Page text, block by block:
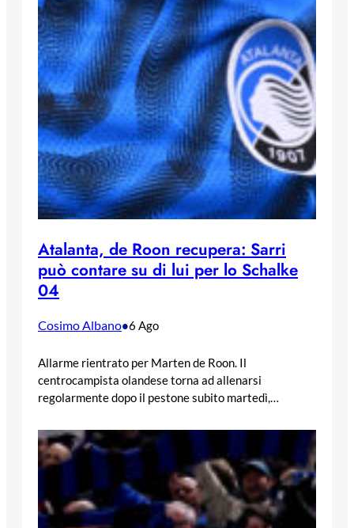
Atalanta, de Roon recupera: Sarri
può contare su di lui per lo Schalke
04
Cosimo Albano•6 Ago
Allarme rientrato per Marten de Roon. Il
centrocampista olandese torna ad allenarsi
regolarmente dopo il pestone subito martedì,…